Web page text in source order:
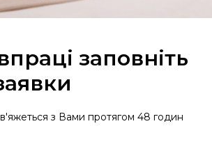
заповніть
з Вами протягом 48 годин